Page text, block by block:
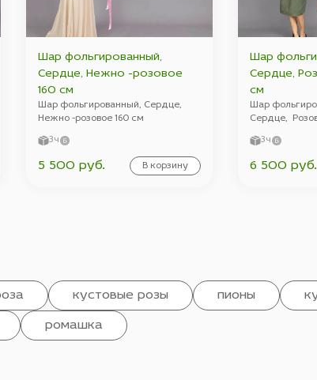
Шар фольгированный,
Сердце, Нежно -розовое
160 см
Шар фольгированный, Сердце,
Нежно -розовое 160 см
3ч
5 500 руб. В корзину
Шар
Сердце, Розовое золото 178
см
Шар
Сердце,
3ч
6 500 руб.
кустовые розы пионы
ромашка